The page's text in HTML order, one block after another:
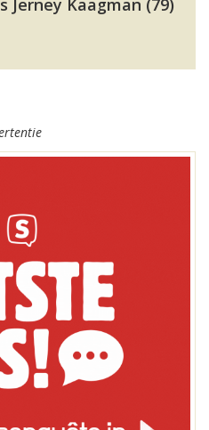
Jerney Kaagman (79)